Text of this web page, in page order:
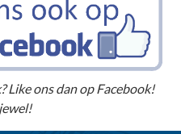
Like ons dan op Facebook!